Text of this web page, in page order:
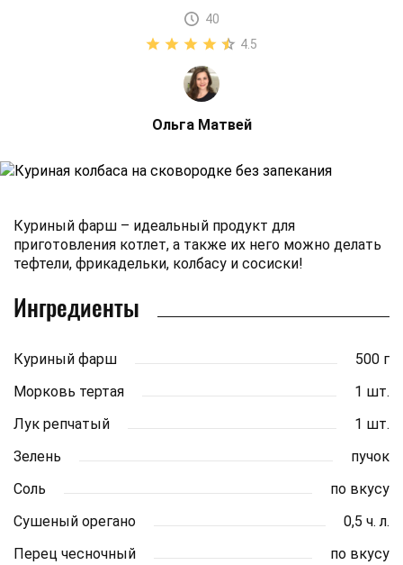
40
4.5
Ольга Матвей
Куриный фарш – идеальный продукт для
приготовления котлет, а также их него можно делать
тефтели, фрикадельки, колбасу и сосиски!
Ингредиенты
Куриный фарш
500 г
Морковь тертая
1 шт.
Лук репчатый
1 шт.
Зелень
пучок
Соль
по вкусу
Сушеный орегано
0,5 ч. л.
Перец чесночный
по вкусу